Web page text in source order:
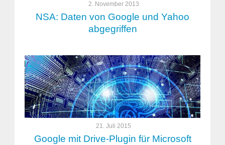
2. November 2013
NSA: Daten von Google und Yahoo
abgegriffen
21. Juli 2015
Google mit Drive-Plugin für Microsoft